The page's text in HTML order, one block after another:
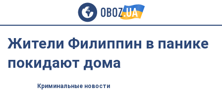
Жители Филиппин в панике
покидают дома
Криминальные новости